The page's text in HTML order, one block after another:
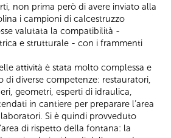
non prima però di avere inviato alla
i campioni di calcestruzzo
valutata la compatibilità -
e strutturale - con i frammenti
attività è stata molto complessa e
di diverse competenze: restauratori,
geometri, esperti di idraulica,
in cantiere per preparare l’area
Si è quindi provveduto
di rispetto della fontana: la